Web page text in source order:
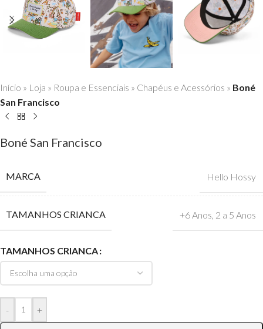
Início » Loja » Roupa e Essenciais » Chapéus e Acessórios » Boné
San Francisco
Boné San Francisco
MARCA Hello Hossy
TAMANHOS CRIANCA +6 Anos 2 a 5 Anos
TAMANHOS CRIANCA
- +